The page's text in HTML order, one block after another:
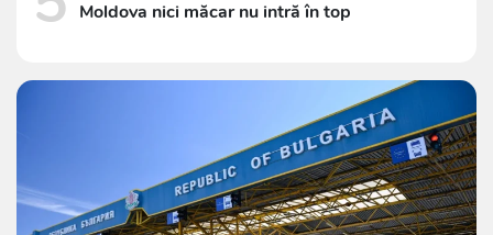
Moldova nici măcar nu intră în top